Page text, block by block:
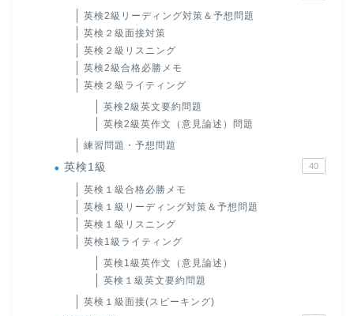
英検2級リーディング対策＆予想問題
英検２級面接対策
英検２級リスニング
英検2級合格必勝メモ
英検２級ライティング
英検2級英文要約問題
英検2級英作文（意見論述）問題
練習問題・予想問題
英検1級 40
英検１級合格必勝メモ
英検１級リーディング対策＆予想問題
英検１級リスニング
英検1級ライティング
英検1級英作文（意見論述）
英検１級英文要約問題
英検１級面接(スピーキング)